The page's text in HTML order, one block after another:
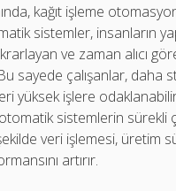
kağıt işleme
sistemler, insanların
ve zaman alıcı
sayede çalışanlar, daha
yüksek işlere
sistemlerin sürekli
veri işlemesi, üretim
artırır.